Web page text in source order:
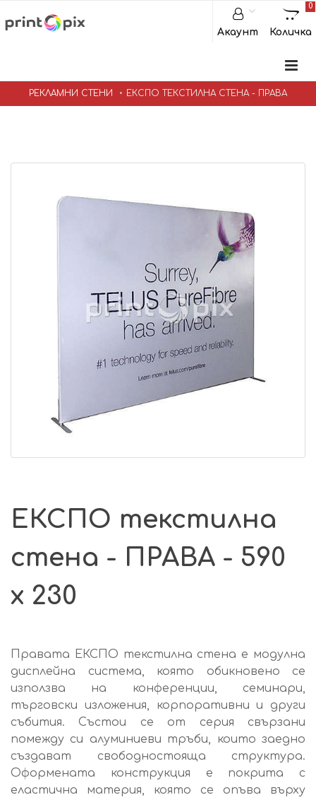
Акаунт
0
Количка
РЕКЛАМНИ СТЕНИ ЕКСПО ТЕКСТИЛНА СТЕНА - ПРАВА
ЕКСПО текстилна
стена - ПРАВА - 590
х 230
Правата ЕКСПО текстилна стена е модулна
дисплейна система, която обикновено се
използва на конференции, семинари,
търговски изложения, корпоративни и други
събития. Състои се от серия свързани
помежду си алуминиеви тръби, които заедно
създават свободностояща структура.
Оформената конструкция е покрита с
еластична материя, която се опъва върху